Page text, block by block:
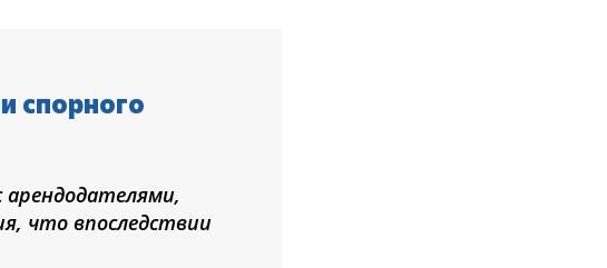
спорного
что впоследствии